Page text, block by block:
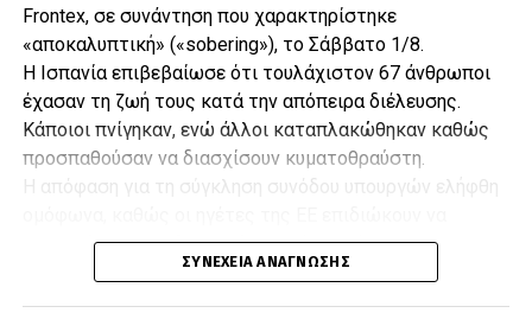
Frontex, σε συνάντηση που χαρακτηρίστηκε
«αποκαλυπτική» («sobering»), το Σάββατο 1/8.
Η Ισπανία επιβεβαίωσε ότι τουλάχιστον 67 άνθρωποι
έχασαν τη ζωή τους κατά την απόπειρα διέλευσης.
Κάποιοι πνίγηκαν, ενώ άλλοι καταπλακώθηκαν καθώς
προσπαθούσαν να διασχίσουν κυματοθραύστη.
Η απόφαση για τη σύγκληση συνόδου υπουργών ελήφθη
θεραπεύσουν τις διαφωνίες εντός της Ένωσης και να
αποκαταστήσουν μια ενιαία προσέγγιση στο
μεταναστευτικό.
ΣΥΝΈΧΕΙΑ ΑΝΆΓΝΩΣΗΣ